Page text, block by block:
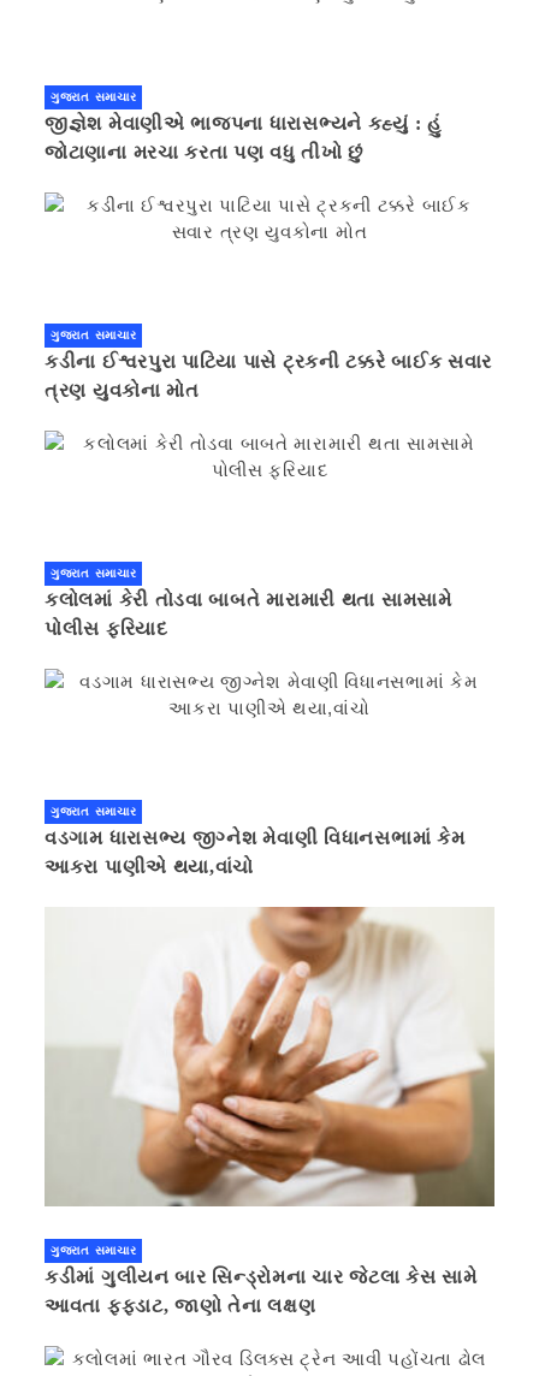
ગુજરાત સમાચાર
જીજ્ઞેશ મેવાણીએ ભાજપના ધારાસભ્યને કહ્યું : હું
જોટાણાના મરચા કરતા પણ વધુ તીખો છું
ગુજરાત સમાચાર
કડીના ઈશ્વરપુરા પાટિયા પાસે ટ્રકની ટક્કરે બાઈક સવાર
ત્રણ યુવકોના મોત
ગુજરાત સમાચાર
કલોલમાં કેરી તોડવા બાબતે મારામારી થતા સામસામે
પોલીસ ફરિયાદ
ગુજરાત સમાચાર
વડગામ ધારાસભ્ય જીગ્નેશ મેવાણી વિધાનસભામાં કેમ
આકરા પાણીએ થયા,વાંચો
ગુજરાત સમાચાર
કડીમાં ગુલીયન બાર સિન્ડ્રોમના ચાર જેટલા કેસ સામે
આવતા ફફડાટ, જાણો તેના લક્ષણ